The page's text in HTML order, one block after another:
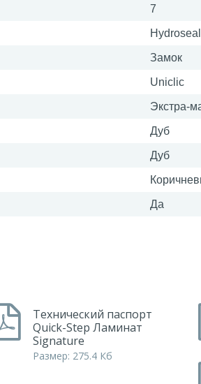
7
Hydroseal
Замок
Uniclic
Экстра-
Дуб
Дуб
Да
Технический паспорт
Quick-Step Ламинат
Signature
Размер: 275.4 Кб